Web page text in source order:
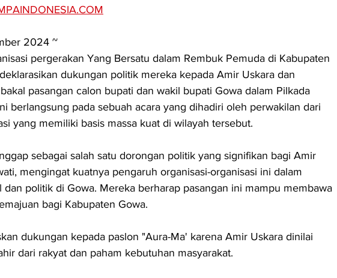
2024 ~
pergerakan Yang Bersatu dalam Rembuk Pemuda di Kabupaten
dukungan politik mereka kepada Amir Uskara dan
pasangan calon bupati dan wakil bupati Gowa dalam Pilkada
berlangsung pada sebuah acara yang dihadiri oleh perwakilan dari
yang memiliki basis massa kuat di wilayah tersebut.
sebagai salah satu dorongan politik yang signifikan bagi Amir
mengingat kuatnya pengaruh organisasi-organisasi ini dalam
dan politik di Gowa. Mereka berharap pasangan ini mampu membawa
bagi Kabupaten Gowa.
dukungan kepada paslon "Aura-Ma' karena Amir Uskara dinilai
dari rakyat dan paham kebutuhan masyarakat.